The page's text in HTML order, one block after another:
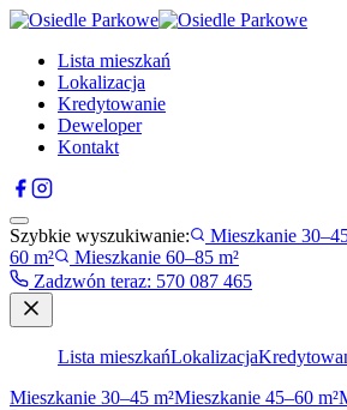
Lista mieszkań
Lokalizacja
Kredytowanie
Deweloper
Kontakt
Szybkie wyszukiwanie: Mieszkanie
60 m²
Mieszkanie 60–85 m²
Zadzwón teraz: 570 087 465
Lista mieszkańLokalizacja
Mieszkanie 30–45 m²Mieszkanie 45–60 m²